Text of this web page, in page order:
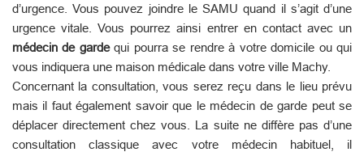
d’urgence. Vous pouvez joindre le SAMU quand il s’agit d’une
urgence vitale. Vous pourrez ainsi entrer en contact avec un
médecin de gardequi pourra se rendre à votre domicile ou qui
vous indiquera une maison médicale dans votre ville Machy.
Concernant la consultation, vous serez reçu dans le lieu prévu
mais il faut également savoir que le médecin de garde peut se
déplacer directement chez vous. La suite ne diffère pas d’une
consultation classique avec votre médecin habituel, il